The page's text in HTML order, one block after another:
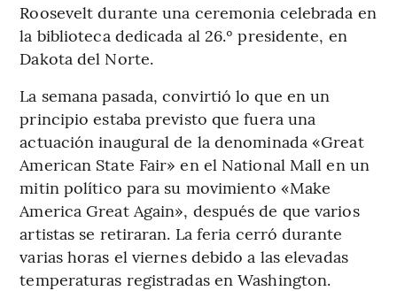
Roosevelt durante una ceremonia celebrada en
la biblioteca dedicada al 26.º presidente, en
Dakota del Norte.
La semana pasada, convirtió lo que en un
principio estaba previsto que fuera una
actuación inaugural de la denominada «Great
American State Fair» en el National Mall en un
mitin político para su movimiento «Make
America Great Again», después de que varios
artistas se retiraran. La feria cerró durante
varias horas el viernes debido a las elevadas
temperaturas registradas en Washington.